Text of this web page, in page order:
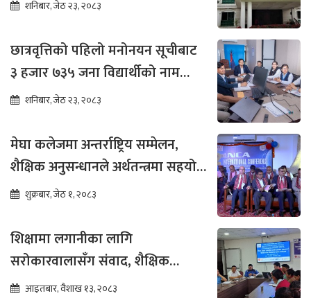
शनिबार, जेठ २३, २०८३
छात्रवृत्तिको पहिलो मनोनयन सूचीबाट
३ हजार ७३५ जना विद्यार्थीको नाम
भर्नाका लागि सिफारिस
शनिबार, जेठ २३, २०८३
मेघा कलेजमा अन्तर्राष्ट्रिय सम्मेलन,
शैक्षिक अनुसन्धानले अर्थतन्त्रमा सहयोग
पुग्ने विश्वास
शुक्रबार, जेठ १, २०८३
शिक्षामा लगानीका लागि
सरोकारवालासँग संवाद, शैक्षिक
सुधारमा जोड
आइतबार, वैशाख १३, २०८३